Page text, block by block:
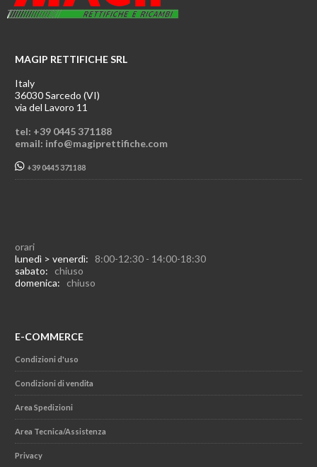
MAGIP RETTIFICHE SRL
Italy
36030 Sarcedo (VI)
via del Lavoro 11
tel: +39 0445 371188
email: info@magiprettifiche.com
+39 0445 371188
orari
lunedì > venerdì: 8:00-12:30 - 14:00-18:30
sabato: chiuso
domenica: chiuso
E-COMMERCE
Condizioni d'uso
Condizioni di vendita
Area Spedizioni
Area Tecnica/Assistenza
Privacy